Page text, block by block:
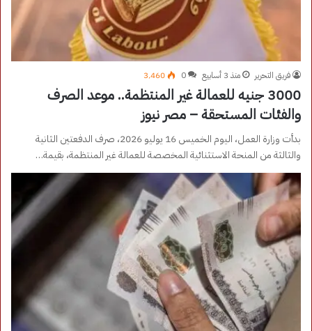
فريق التحرير منذ 3 أسابيع 0 3٬460
3000 جنيه للعمالة غير المنتظمة.. موعد الصرف
والفئات المستحقة – مصر نيوز
بدأت وزارة العمل، اليوم الخميس 16 يوليو 2026، صرف الدفعتين الثانية
والثالثة من المنحة الاستثنائية المخصصة للعمالة غير المنتظمة، بقيمة…